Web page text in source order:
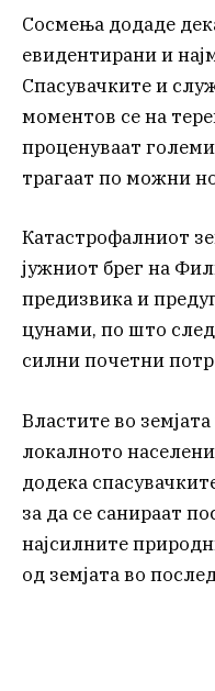
Сосмења додаде
евидентирани и
Спасувачките и
моментов се на
проценуваат
трагаат по можни
Катастрофалниот
јужниот брег на
предизвика и
цунами, по што
силни почетни
Властите во
локалното
додека
за да се санираат
најсилните
од земјата во